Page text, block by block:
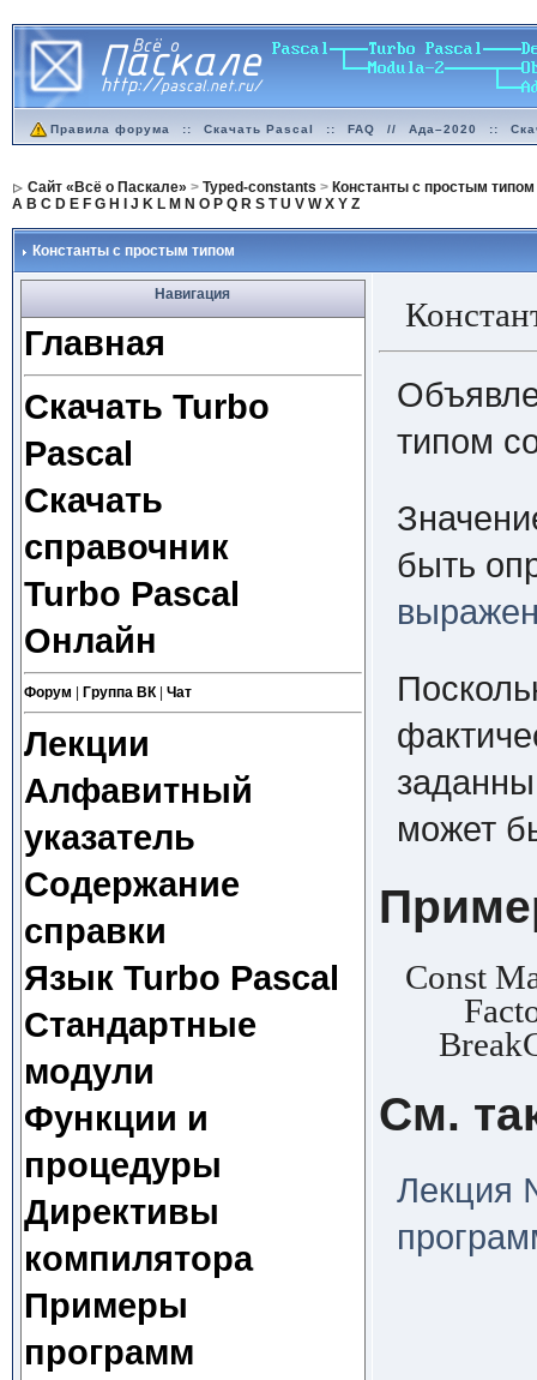
Правила форума :: Скачать Pascal :: FAQ // Ада–2020 ::
Сайт «Всё о Паскале» > Typed-constants > Константы с простым типом
A B C D E F G H J K L M N O P Q R S T U V W X Y Z
Константы с простым типом
Навигация
Главная
Скачать Turbo
Pascal
Скачать
справочник
Turbo Pascal
Онлайн
Форум Группа ВК| Чат
Лекции
Алфавитный
указатель
Содержание
справки
Язык Turbo Pascal
Стандартные
модули
Функции и
процедуры
Директивы
компилятора
Примеры
программ
типом
быть
может
Const
Factor
См.
Лекция